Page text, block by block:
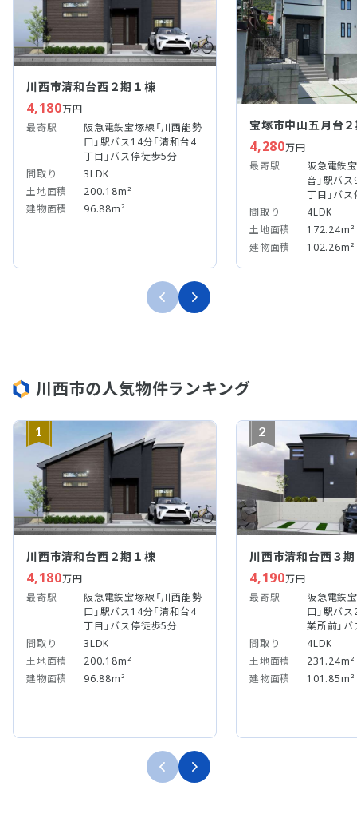
川西市清和台西２期１棟
4,180万円
最寄駅
阪急電鉄宝塚線「川西能勢
口」駅バス14分「清和台4
丁目」バス停徒歩5分
間取り
3LDK
土地面積
200.18m²
建物面積
96.88m²
宝塚市中山五月台
4,280万円
最寄駅
阪急電鉄
音」駅バ
丁目」バ
間取り
4LDK
土地面積
172.24m²
建物面積
102.26m²
川西市の人気物件ランキング
1
川西市清和台西２期１棟
4,180万円
最寄駅
阪急電鉄宝塚線「川西能勢
口」駅バス14分「清和台4
丁目」バス停徒歩5分
間取り
3LDK
土地面積
200.18m²
建物面積
96.88m²
2
川西市清和台西３
4,190万円
最寄駅
阪急電鉄
口」駅バ
業所前」
間取り
4LDK
土地面積
231.24m²
建物面積
101.85m²